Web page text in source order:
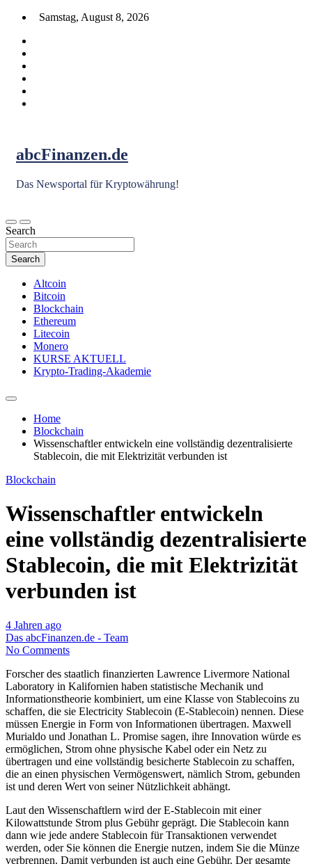
Skip
content
Samstag, August 8, 2026
abcFinanzen.de
Das Newsportal für Kryptowährung!
Search
Search
Altcoin
Bitcoin
Blockchain
Ethereum
Litecoin
Monero
KURSE AKTUELL
Krypto-Trading-Akademie
Home
Blockchain
Wissenschaftler entwickeln eine vollständig dezentralisierte
Stablecoin, die mit Elektrizität verbunden ist
Blockchain
Wissenschaftler entwickeln
eine vollständig dezentralisierte
Stablecoin, die mit Elektrizität
verbunden ist
4 Jahren ago
Das abcFinanzen.de - Team
No Comments
Forscher des staatlich finanzierten Lawrence Livermore National
Laboratory in Kalifornien haben statistische Mechanik und
Informationstheorie kombiniert, um eine Klasse von Stablecoins zu
schaffen, die sie Electricity Stablecoin (E-Stablecoin) nennen. Diese
müssen Energie in Form von Informationen übertragen. Maxwell
Murialdo und Jonathan L. Promise sagen, ihre Innovation würde es
ermöglichen, Strom ohne physische Kabel oder ein Netz zu
übertragen und eine vollständig besicherte Stablecoin zu schaffen,
die an einen physischen Vermögenswert, nämlich Strom, gebunden
ist und deren Wert von seiner Nützlichkeit abhängt.
Laut den Wissenschaftlern wird der E-Stablecoin mit einer
Kilowattstunde Strom plus Gebühr geprägt. Die Stablecoin kann
dann wie jede andere Stablecoin für Transaktionen verwendet
werden, oder Sie können die Energie nutzen, indem Sie die Münze
verbrennen. Damit verbunden ist auch eine Gebühr. Der gesamte